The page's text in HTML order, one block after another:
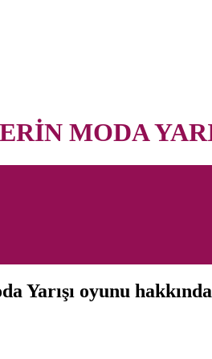
MODA
Yarışı oyunu hakkında